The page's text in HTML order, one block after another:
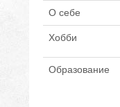
О себе
Хобби
Образование